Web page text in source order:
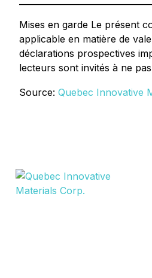
Mises en garde Le présent
applicable en matière de
déclarations prospectives
lecteurs sont invités à ne
Source: Quebec Innovative